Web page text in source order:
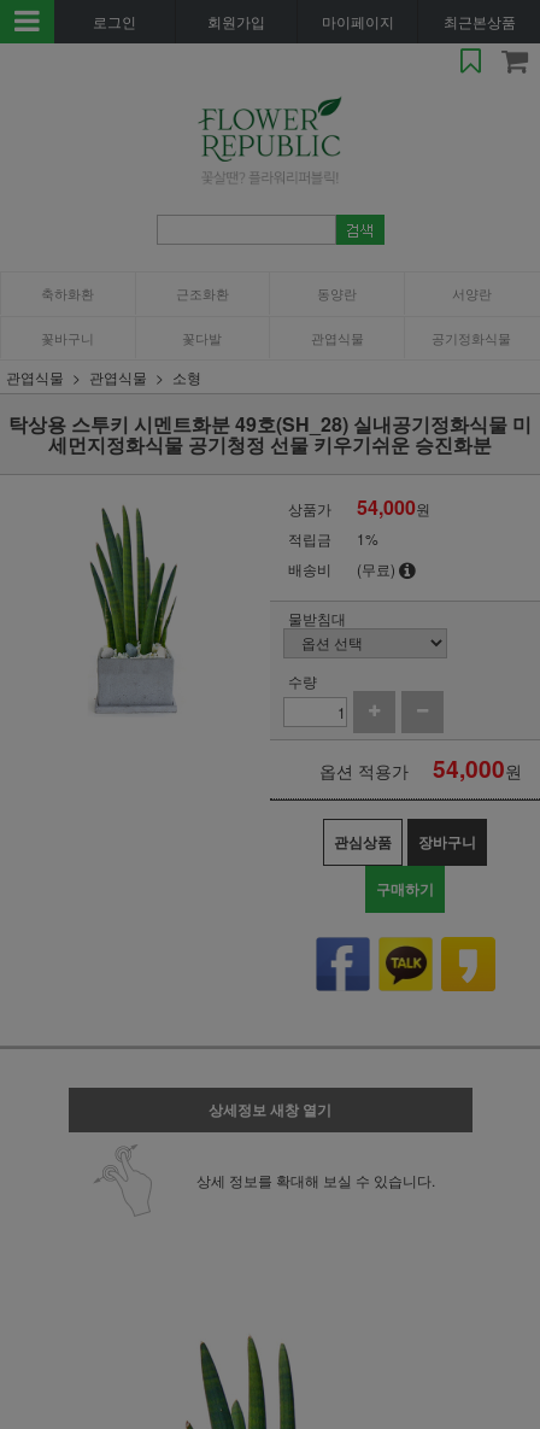
로그인 회원가입 마이페이지 최근본상품
축하화환 근조화환 동양란 서양란
꽃바구니 꽃다발 관엽식물 공기정화식물
관엽식물 관엽식물 소형
탁상용 스투키 시멘트화분 49호(SH_28) 실내공기정화식물 미
세먼지정화식물 공기청정 선물 키우기쉬운 승진화분
상품가 54,000원
적립금
1%
배송비
(무료)
물받침대
수량
옵션 적용가 54,000원
관심상품 장바구니
구매하기
상세정보 새창 열기
상세 정보를 확대해 보실 수 있습니다.